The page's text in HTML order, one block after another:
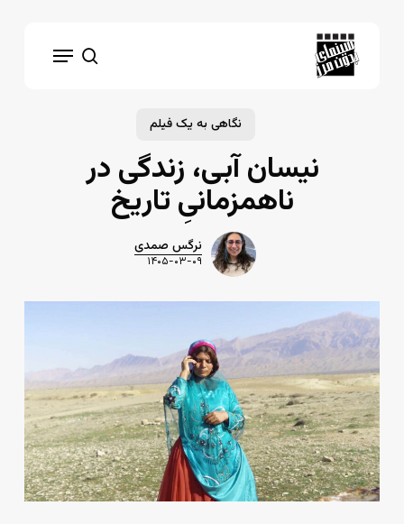
search
Menu
نگاهی به یک فیلم
نیسان آبی، زندگی در
ناهمزمانیِ تاریخ
نرگس صمدی
۱۴۰۵-۰۳-۰۹